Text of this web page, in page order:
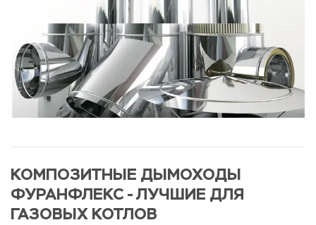
КОМПОЗИТНЫЕ ДЫМОХОДЫ
ФУРАНФЛЕКС - ЛУЧШИЕ ДЛЯ
ГАЗОВЫХ КОТЛОВ